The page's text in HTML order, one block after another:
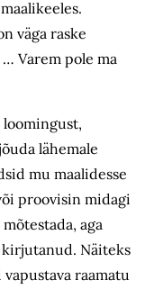
väga raske
Varem pole ma
lähemale
mu maalidesse
proovisin midagi
aga
Näiteks
raamatu